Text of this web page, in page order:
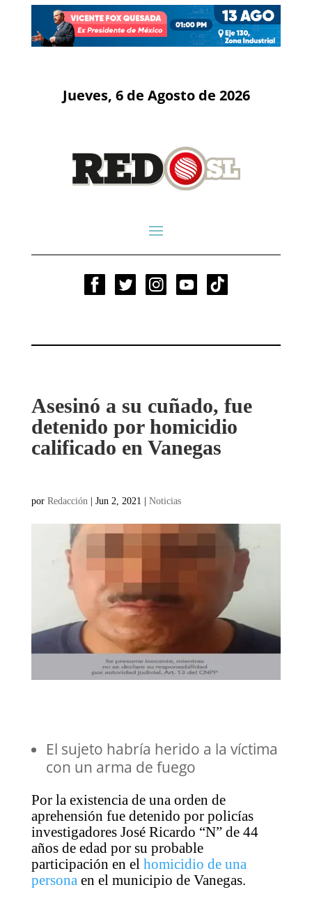
Jueves, 6 de Agosto de 2026
Asesinó a su cuñado, fue
detenido por homicidio
calificado en Vanegas
por Redacción | Jun 2, 2021 | Noticias
El sujeto habría herido a la víctima
con un arma de fuego
Por la existencia de una orden de
aprehensión fue detenido por policías
investigadores José Ricardo “N” de 44
años de edad por su probable
participación en el homicidio de una
persona en el municipio de Vanegas.